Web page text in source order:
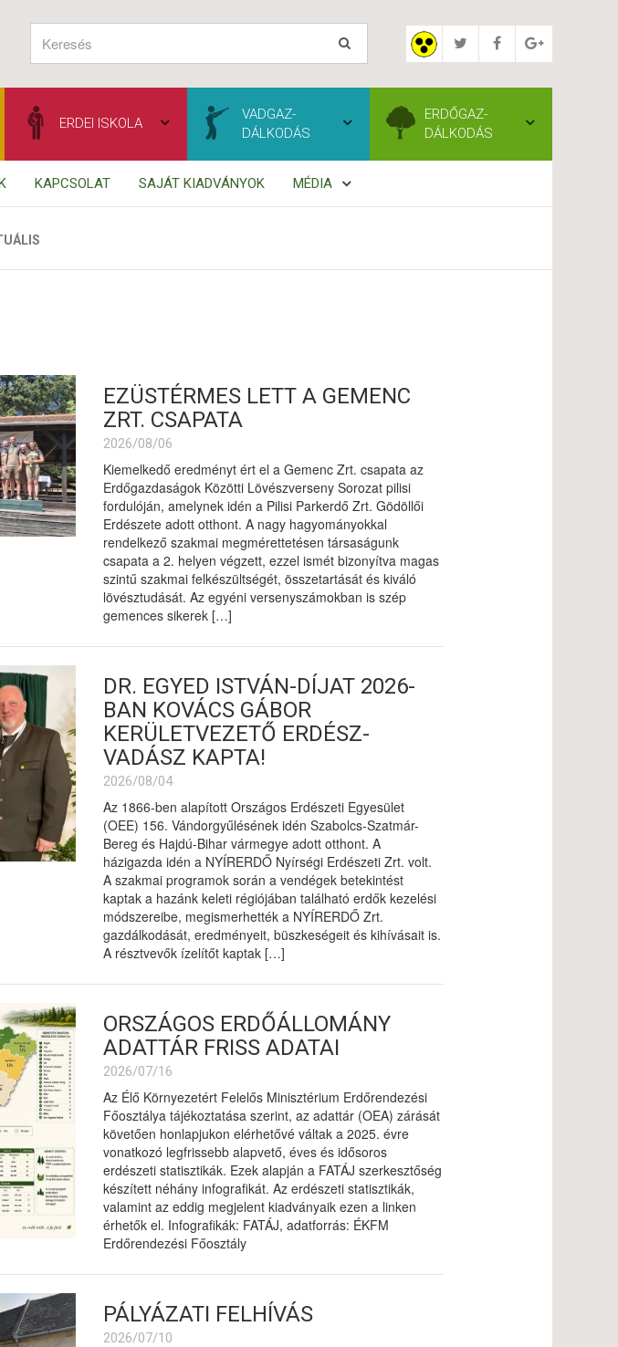
ERDEI ISKOLA
VADGAZ-
DÁLKODÁS
ERDŐGAZ-
DÁLKODÁS
KAPCSOLAT SAJÁT KIADVÁNYOK MÉDIA
EZÜSTÉRMES LETT A GEMENC
ZRT. CSAPATA
2026/08/06
Kiemelkedő eredményt ért el a Gemenc Zrt. csapata az
Erdőgazdaságok Közötti Lövészverseny Sorozat pilisi
fordulóján, amelynek idén a Pilisi Parkerdő Zrt. Gödöllői
Erdészete adott otthont. A nagy hagyományokkal
rendelkező szakmai megmérettetésen társaságunk
csapata a 2. helyen végzett, ezzel ismét bizonyítva magas
szintű szakmai felkészültségét, összetartását és kiváló
lövésztudását. Az egyéni versenyszámokban is szép
gemences sikerek […]
DR. EGYED ISTVÁN-DÍJAT 2026-
BAN KOVÁCS GÁBOR
KERÜLETVEZETŐ ERDÉSZ-
VADÁSZ KAPTA!
2026/08/04
Az 1866-ben alapított Országos Erdészeti Egyesület
(OEE) 156. Vándorgyűlésének idén Szabolcs-Szatmár-
Bereg és Hajdú-Bihar vármegye adott otthont. A
házigazda idén a NYÍRERDŐ Nyírségi Erdészeti Zrt. volt.
A szakmai programok során a vendégek betekintést
kaptak a hazánk keleti régiójában található erdők kezelési
módszereibe, megismerhették a NYÍRERDŐ Zrt.
gazdálkodását, eredményeit, büszkeségeit és kihívásait is.
A résztvevők ízelítőt kaptak […]
ORSZÁGOS ERDŐÁLLOMÁNY
ADATTÁR FRISS ADATAI
2026/07/16
Az Élő Környezetért Felelős Minisztérium Erdőrendezési
Főosztálya tájékoztatása szerint, az adattár (OEA) zárását
követően honlapjukon elérhetővé váltak a 2025. évre
vonatkozó legfrissebb alapvető, éves és idősoros
erdészeti statisztikák. Ezek alapján a FATÁJ szerkesztőség
készített néhány infografikát. Az erdészeti statisztikák,
valamint az eddig megjelent kiadványaik ezen a linken
érhetők el. Infografikák: FATÁJ, adatforrás: ÉKFM
Erdőrendezési Főosztály
PÁLYÁZATI FELHÍVÁS
2026/07/10